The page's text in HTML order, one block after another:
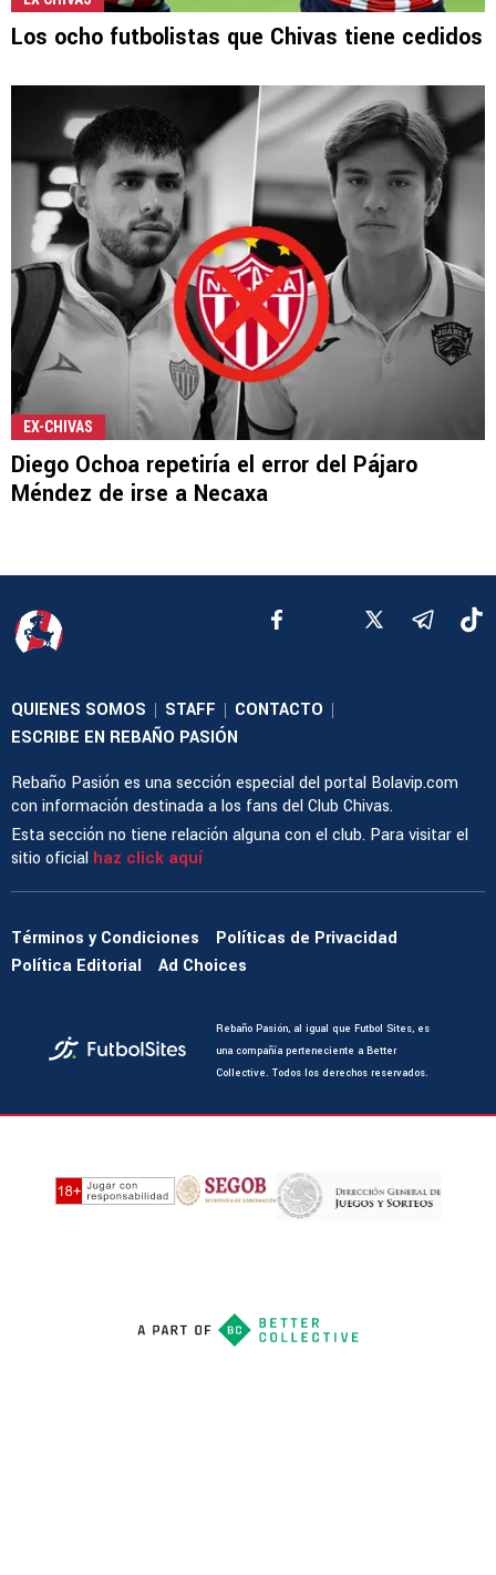
Los ocho futbolistas que Chivas tiene cedidos
EX-CHIVAS
Diego Ochoa repetiría el error del Pájaro
Méndez de irse a Necaxa
QUIENES SOMOS | STAFF | CONTACTO |
ESCRIBE EN REBAÑO PASIÓN
Rebaño Pasión es una sección especial del portal Bolavip.com
con información destinada a los fans del Club Chivas.
Esta sección no tiene relación alguna con el club. Para visitar el
sitio oficial haz click aquí
Términos y Condiciones
Políticas de Privacidad
Política Editorial
Ad Choices
Rebaño Pasión, al igual que Futbol Sites, es
una compañía perteneciente a Better
Collective. Todos los derechos reservados.